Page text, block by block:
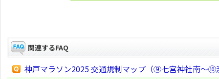
関連するFAQ
神戸マラソン2025 交通規制マップ（⑨七宮神社南～⑩